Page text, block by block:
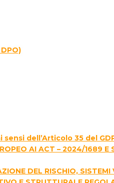
dell’Articolo 35 del
AI ACT – 2024/1689
DEL RISCHIO,